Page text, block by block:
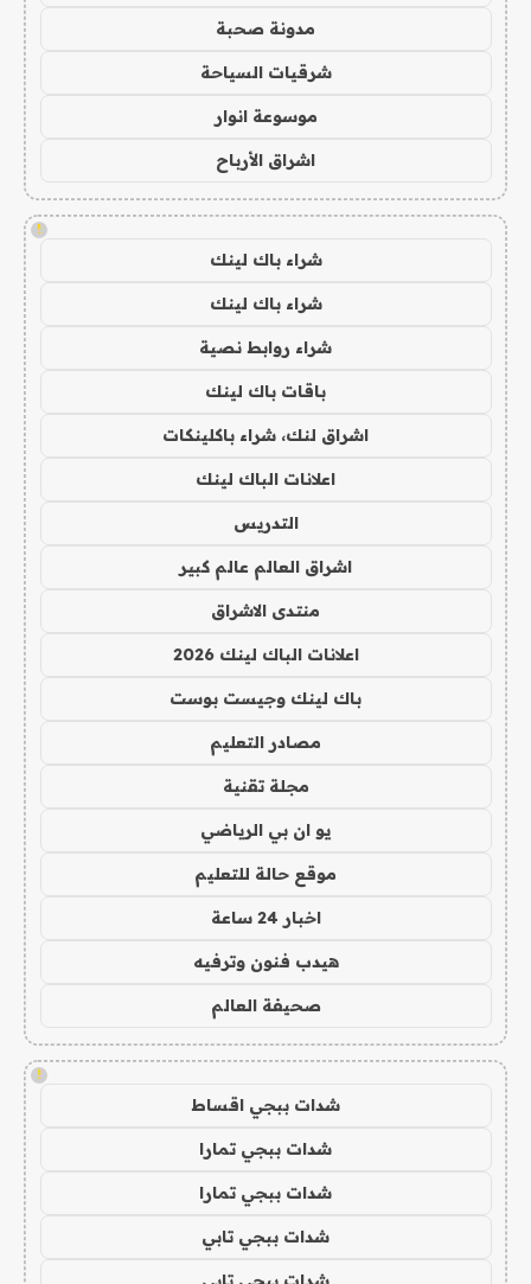
مدونة صحبة
شرقيات السياحة
موسوعة انوار
اشراق الأرباح
!
شراء باك لينك
شراء باك لينك
شراء روابط نصية
باقات باك لينك
اشراق لنك، شراء باكلينكات
اعلانات الباك لينك
التدريس
اشراق العالم عالم كبير
منتدى الاشراق
اعلانات الباك لينك 2026
باك لينك وجيست بوست
مصادر التعليم
مجلة تقنية
يو ان بي الرياضي
موقع حالة للتعليم
اخبار 24 ساعة
هيدب فنون وترفيه
صحيفة العالم
!
شدات ببجي اقساط
شدات ببجي تمارا
شدات ببجي تمارا
شدات ببجي تابي